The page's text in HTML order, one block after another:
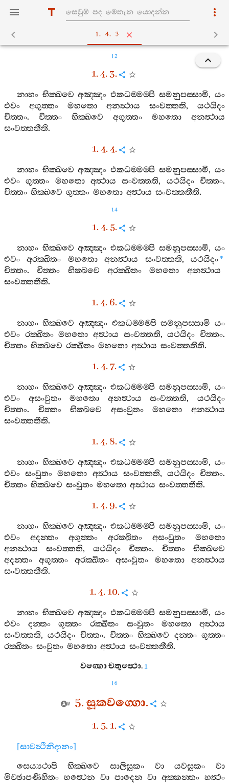
1. 4. 3
12
1. 4. 3.
නාහං භික‍්ඛවෙ අඤ‍්ඤං එකධම‍්මම‍්පි සමනුපස‍්සාමි, යං
එවං
අගුත‍්තං මහතො අනත්‍ථාය සංවත‍්තති, යථයිදං
චිත‍්තං. චිත‍්තං භික‍්ඛවෙ අගුත‍්තං මහතො
අනත්‍ථාය
සංවත‍්තතීති.
1. 4. 4.
නාහං භික‍්ඛවෙ අඤ‍්ඤං එකධම‍්මම‍්පි සමනුපස‍්සාමි, යං
එවං ගුත‍්තං මහතො අත්‍ථාය සංවත‍්තති, යථයිදං චිත‍්තං.
චිත‍්තං භික‍්ඛවෙ ගුත‍්තං මහතො අත්‍ථාය සංවත‍්තතීති.
14
1. 4. 5.
නාහං භික‍්ඛවෙ අඤ‍්ඤං එකධම‍්මම‍්පි සමනුපස‍්සාමි, යං
එවං
අරක‍්ඛිතං මහතො අනත්‍ථාය සංවත‍්තති,යථයිදං*
චිත‍්තං.චිත‍්තං භික‍්ඛවෙ අරක‍්ඛිතං මහතො
අනත්‍ථාය
සංවත‍්තතීති.
1. 4. 6.
නාහං භික‍්ඛවෙ අඤ‍්ඤං එකධම‍්මම‍්පි සමනුපස‍්සාමි යං
එවං රක‍්ඛිතං මහතො අත්‍ථාය සංවත‍්තති,යථයිදං චිත‍්තං.
චිත‍්තං භික‍්ඛවෙ රක‍්ඛිතං මහතො අත්‍ථාය සංවත‍්තතීති.
1. 4. 7.
නාහං භික‍්ඛවෙ අඤ‍්ඤං එකධම‍්මම‍්පි සමනුපස‍්සාමි, යං
එවං
අසංවුතං මහතො අනත්‍ථාය සංවත‍්තති,යථයිදං
චිත‍්තං. චිත‍්තං භික‍්ඛවෙ අසංවුතං මහතො
අනත්‍ථාය
සංවත‍්තතීති.
1. 4. 8.
නාහං භික‍්ඛවෙ අඤ‍්ඤං එකධම‍්මම‍්පි සමනුපස‍්සාමි, යං
එවං සංවුතං මහතො අත්‍ථාය සංවත‍්තති, යථයිදං චිත‍්තං.
චිත‍්තං භික‍්ඛවෙ සංවුතං මහතො අත්‍ථාය සංවත‍්තතීති.
1. 4. 9.
නාහං භික‍්ඛවෙ අඤ‍්ඤං එකධම‍්මම‍්පි සමනුපස‍්සාමි, යං
එවං
අදන‍්තං අගුත‍්තං අරක‍්ඛිතං අසංවුතං
මහතො
අනත්‍ථාය
සංවත‍්තති, යථයිදං චිත‍්තං. චිත‍්තං
භික‍්ඛවෙ
අදන‍්තං
අගුත‍්තං අරක‍්ඛිතං අසංවුතං මහතො
අනත්‍ථාය
සංවත‍්තතීති.
1. 4. 10.
නාහං භික‍්ඛවෙ අඤ‍්ඤං එකධම‍්මම‍්පි සමනුපස‍්සාමි, යං
එවං
දන‍්තං ගුත‍්තං රක‍්ඛිතං සංවුතං මහතො
අත්‍ථාය
සංවත‍්තති,යථයිදං චිත‍්තං.චිත‍්තං භික‍්ඛවෙ දන‍්තං ගුත‍්තං
රක‍්ඛිතං සංවුතං මහතො අත්‍ථාය සංවත‍්තතීති.
වග‍්ගොචතුත්‍ථො.1
16
5.සූකවග‍්ගො.
1. 5. 1.
[සාවත්‍ථිනිදානං]
සෙය්‍යථාපි
භික‍්ඛවෙ සාලිසූකං වා යවසූකං
වා
මිච‍්ඡාපණිහිතං හත්‍ථෙන වා පාදෙන වා අක‍්කන‍්තං හත්‍ථං